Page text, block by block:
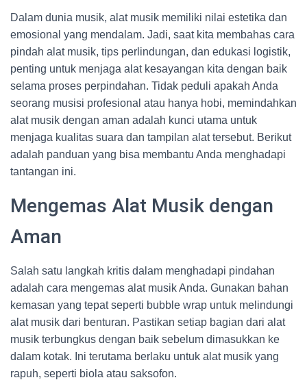
Dalam dunia musik, alat musik memiliki nilai estetika dan
emosional yang mendalam. Jadi, saat kita membahas cara
pindah alat musik, tips perlindungan, dan edukasi logistik,
penting untuk menjaga alat kesayangan kita dengan baik
selama proses perpindahan. Tidak peduli apakah Anda
seorang musisi profesional atau hanya hobi, memindahkan
alat musik dengan aman adalah kunci utama untuk
menjaga kualitas suara dan tampilan alat tersebut. Berikut
adalah panduan yang bisa membantu Anda menghadapi
tantangan ini.
Mengemas Alat Musik dengan
Aman
Salah satu langkah kritis dalam menghadapi pindahan
adalah cara mengemas alat musik Anda. Gunakan bahan
kemasan yang tepat seperti bubble wrap untuk melindungi
alat musik dari benturan. Pastikan setiap bagian dari alat
musik terbungkus dengan baik sebelum dimasukkan ke
dalam kotak. Ini terutama berlaku untuk alat musik yang
rapuh, seperti biola atau saksofon.